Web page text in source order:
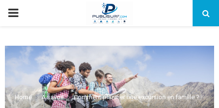
PRIMARY
Home A savoir Comment planifier une excursion en famille ?